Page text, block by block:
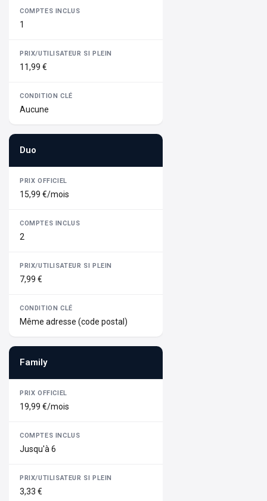
1
11,99 €
Aucune
Duo
15,99 €/mois
2
7,99 €
Même adresse (code postal)
Family
19,99 €/mois
Jusqu'à 6
3,33 €